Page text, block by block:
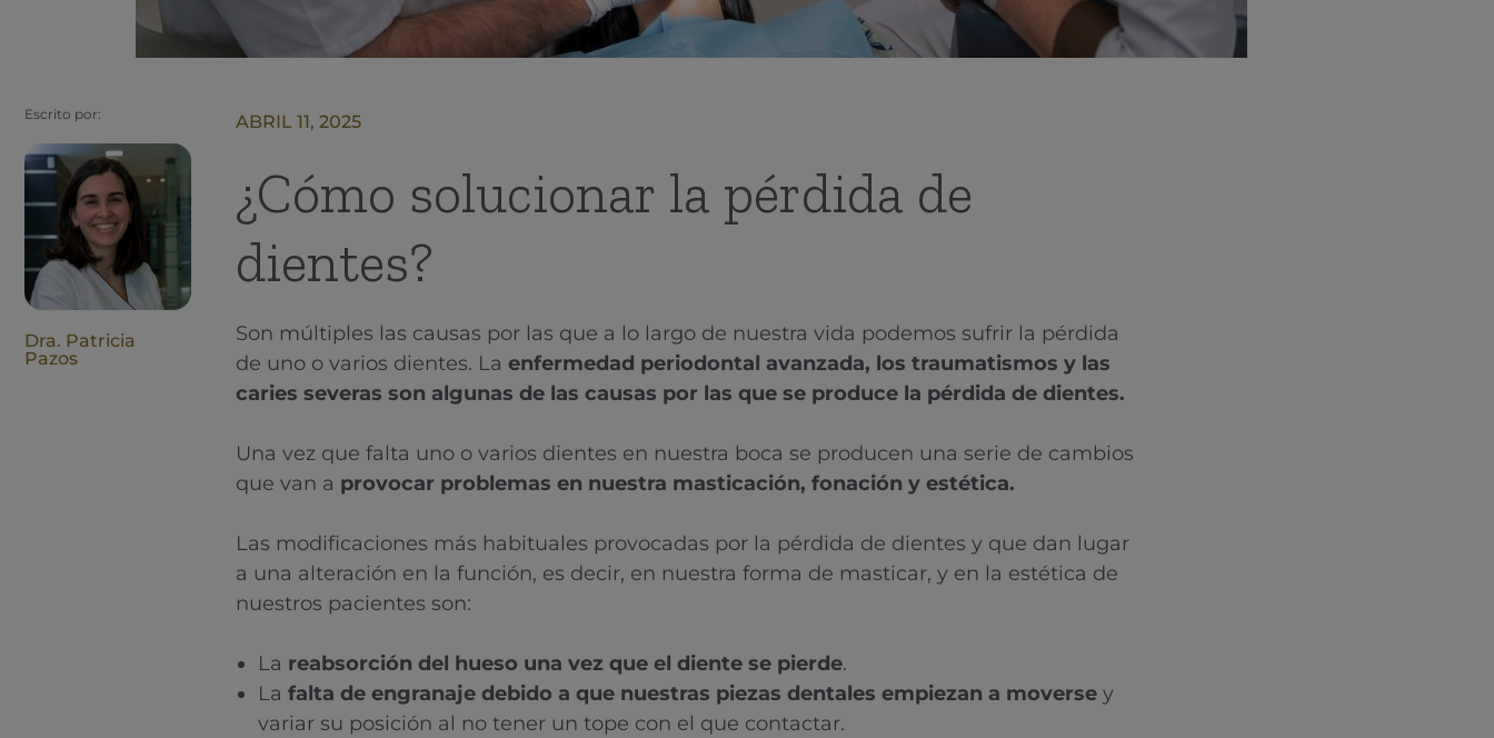
Escrito por:
Dra. Patricia
Pazos
ABRIL 11, 2025
¿Cómo solucionar la pérdida de
dientes?
Son múltiples las causas por las que a lo largo de nuestra vida podemos sufrir la pérdida
de uno o varios dientes. La enfermedad periodontal avanzada, los traumatismos y las
caries severas son algunas de las causas por las que se produce la pérdida de dientes.
Una vez que falta uno o varios dientes en nuestra boca se producen una serie de cambios
que van a provocar problemas en nuestra masticación, fonación y estética.
Las modificaciones más habituales provocadas por la pérdida de dientes y que dan lugar
a una alteración en la función, es decir, en nuestra forma de masticar, y en la estética de
nuestros pacientes son:
La reabsorción del hueso una vez que el diente se pierde.
La falta de engranaje debido a que nuestras piezas dentales empiezan a moverse y
variar su posición al no tener un tope con el que contactar.